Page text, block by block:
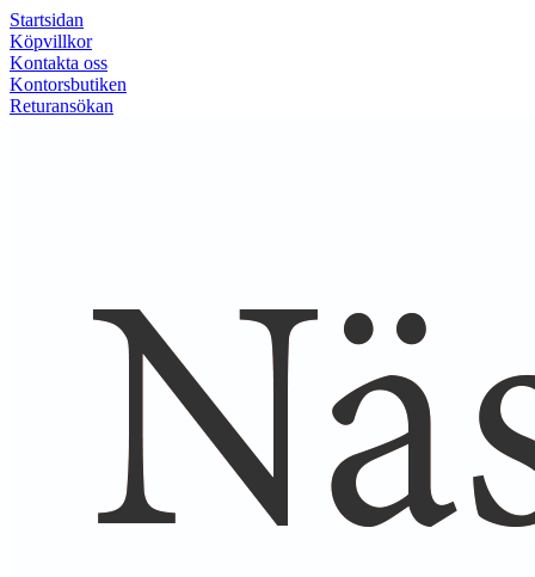
Startsidan
Köpvillkor
Kontakta oss
Kontorsbutiken
Returansökan